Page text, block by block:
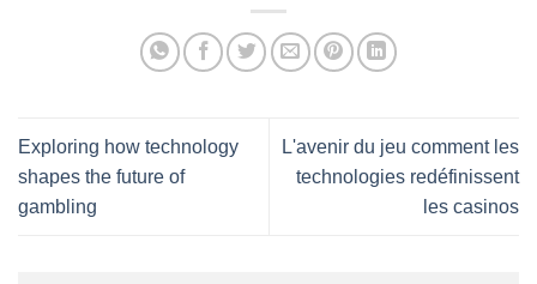
Exploring how technology
shapes the future of
gambling
L'avenir du jeu comment les
technologies redéfinissent
les casinos